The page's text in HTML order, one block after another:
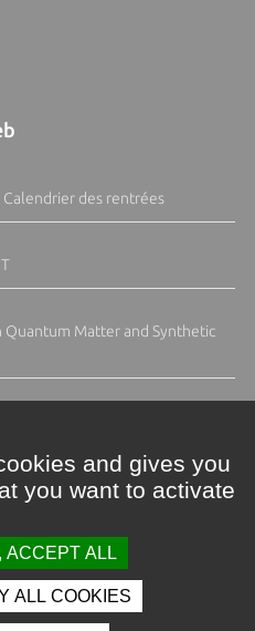
des rentrées
Quantum Matter and Synthetic
and gives you
you want to activate
ACCEPT ALL
ALL COOKIES